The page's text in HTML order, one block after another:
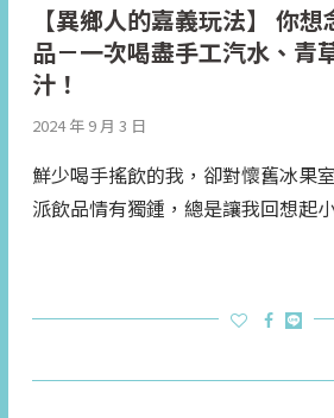
【異鄉人的嘉義玩法】 你
品－一次喝盡手工汽水、青
汁！
2024 年 9 月 3 日
鮮少喝手搖飲的我，卻對懷舊冰果
派飲品情有獨鍾，總是讓我回想起